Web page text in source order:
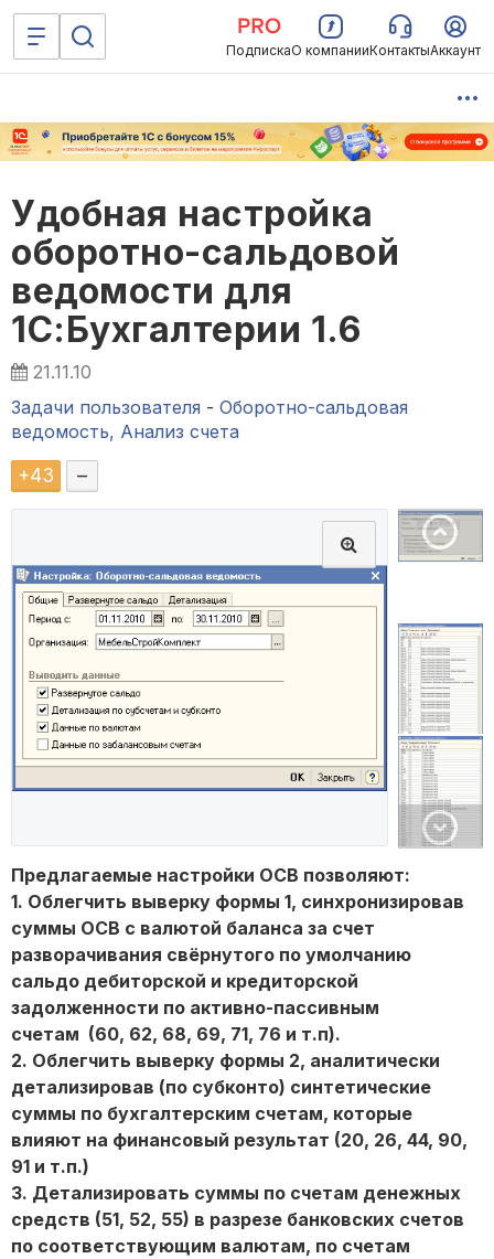
ПодпискаО компанииКонтактыАккаунт
Удобная настройка
оборотно-сальдовой
ведомости для
1С:Бухгалтерии 1.6
21.11.10
Задачи пользователя - Оборотно-сальдовая
ведомость, Анализ счета
+43 –
Предлагаемые настройки ОСВ позволяют:
1. Облегчить выверку формы 1, синхронизировав
суммы ОСВ с валютой баланса за счет
разворачивания свёрнутого по умолчанию
сальдо дебиторской и кредиторской
задолженности по активно-пассивным
счетам (60, 62, 68, 69, 71, 76 и т.п).
2. Облегчить выверку формы 2, аналитически
детализировав (по субконто) синтетические
суммы по бухгалтерским счетам, которые
влияют на финансовый результат (20, 26, 44, 90,
91 и т.п.)
3. Детализировать суммы по счетам денежных
средств (51, 52, 55) в разрезе банковских счетов
по соответствующим валютам, по счетам